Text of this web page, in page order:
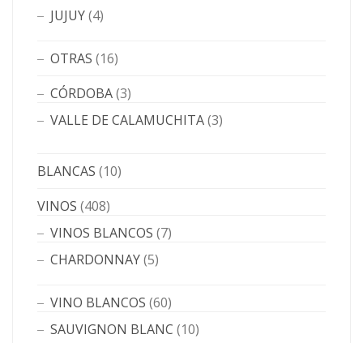
JUJUY(4)
OTRAS (16)
CÓRDOBA(3)
VALLE DE CALAMUCHITA(3)
BLANCAS (10)
VINOS (408)
VINOS BLANCOS (7)
CHARDONNAY(5)
VINO BLANCOS (60)
SAUVIGNON BLANC (10)